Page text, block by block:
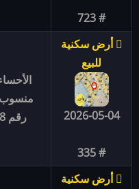
# 723
أرض سكنية
للبيع
2026-05-04
# 335
منسوب
رقم 428 / د
أرض سكنية